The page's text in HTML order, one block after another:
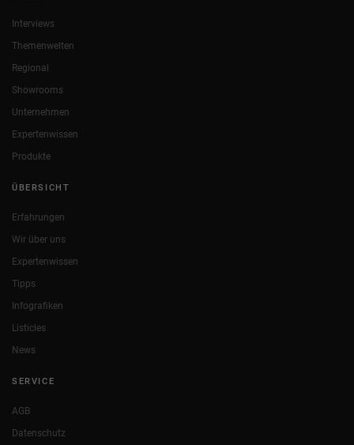
Interviews
Themenwelten
Regional
Showrooms
Unternehmen
Expertenwissen
Produkte
ÜBERSICHT
Erfahrungen
Wir über uns
Expertenwissen
Tipps
Infografiken
Listicles
News
SERVICE
AGB
Datenschutz